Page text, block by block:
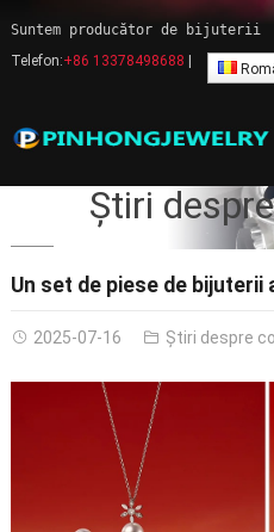
Suntem producător de bijuterii
Telefon:+86 13378498688
Știri
Un set de piese de
2025-07-16 Știri despre